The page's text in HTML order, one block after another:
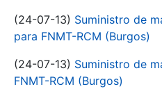
(24-07-13) Suministro de
para FNMT-RCM (Burgos)
(24-07-13) Suministro de
FNMT-RCM (Burgos)